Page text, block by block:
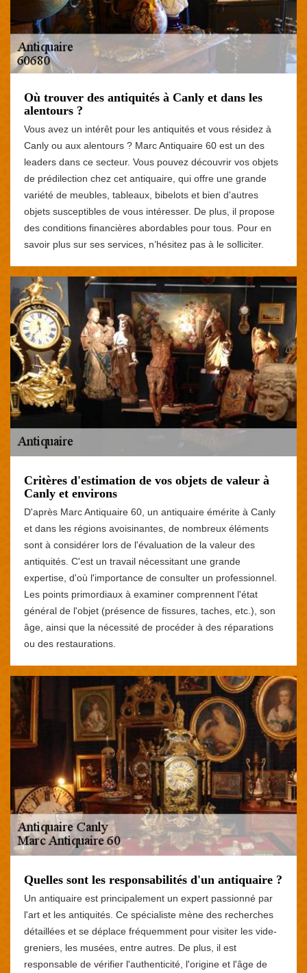
Où trouver des antiquités à Canly et dans les
alentours ?
Vous avez un intérêt pour les antiquités et vous résidez à
Canly ou aux alentours ? Marc Antiquaire 60 est un des
leaders dans ce secteur. Vous pouvez découvrir vos objets
de prédilection chez cet antiquaire, qui offre une grande
variété de meubles, tableaux, bibelots et bien d'autres
objets susceptibles de vous intéresser. De plus, il propose
des conditions financières abordables pour tous. Pour en
savoir plus sur ses services, n’hésitez pas à le solliciter.
Critères d'estimation de vos objets de valeur à
Canly et environs
D'après Marc Antiquaire 60, un antiquaire émérite à Canly
et dans les régions avoisinantes, de nombreux éléments
sont à considérer lors de l'évaluation de la valeur des
antiquités. C'est un travail nécessitant une grande
expertise, d'où l'importance de consulter un professionnel.
Les points primordiaux à examiner comprennent l'état
général de l'objet (présence de fissures, taches, etc.), son
âge, ainsi que la nécessité de procéder à des réparations
ou des restaurations.
Quelles sont les responsabilités d'un antiquaire ?
Un antiquaire est principalement un expert passionné par
l'art et les antiquités. Ce spécialiste mène des recherches
détaillées et se déplace fréquemment pour visiter les vide-
greniers, les musées, entre autres. De plus, il est
responsable de vérifier l'authenticité, l'origine et l'âge de